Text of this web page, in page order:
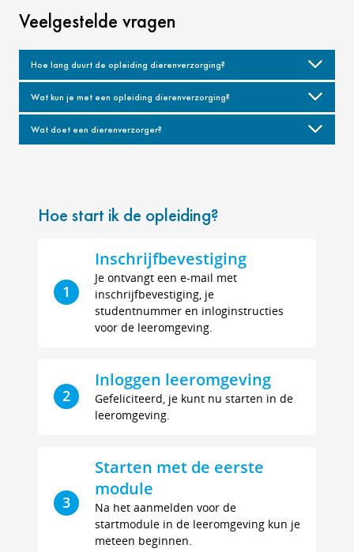
Veelgestelde vragen
Hoe lang duurt de opleiding dierenverzorging?
Wat kun je met een opleiding dierenverzorging?
Wat doet een dierenverzorger?
Hoe start ik de opleiding?
1
Inschrijfbevestiging
Je ontvangt een e-mail met
inschrijfbevestiging, je
studentnummer en inloginstructies
voor de leeromgeving.
2
Inloggen leeromgeving
Gefeliciteerd, je kunt nu starten in de
leeromgeving.
3
Starten met de eerste
module
Na het aanmelden voor de
startmodule in de leeromgeving kun je
meteen beginnen.